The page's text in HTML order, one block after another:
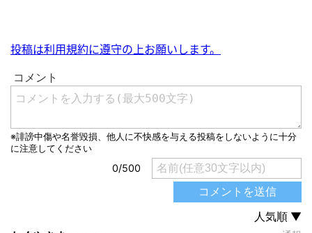
投稿は利用規約に遵守の上お願いします。